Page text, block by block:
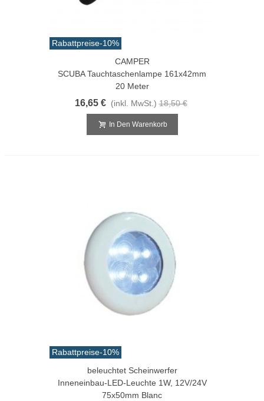
Rabattpreise-10%
CAMPER
SCUBA Tauchtaschenlampe 161x42mm
20 Meter
16,65 € (inkl. MwSt.) 18,50 €
In Den Warenkorb
Rabattpreise-10%
beleuchtet Scheinwerfer
Inneneinbau-LED-Leuchte 1W, 12V/24V
75x50mm Blanc